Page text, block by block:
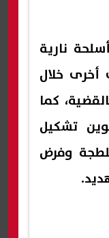
نارية
أخرى خلال
كما
تشكيل
وفرض